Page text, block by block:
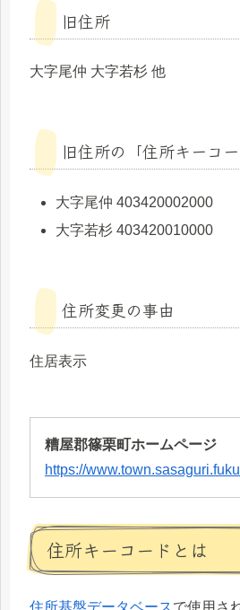
旧住所
大字尾仲 大字若杉 他
旧住所の「住所キーコー
大字尾仲 403420002000
大字若杉 403420010000
住所変更の事由
住居表示
糟屋郡篠栗町ホームページ
https://
住所キーコードとは
住所基盤データベース で使用さ